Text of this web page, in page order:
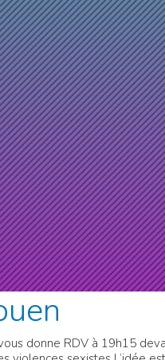
donne RDV à 19h15